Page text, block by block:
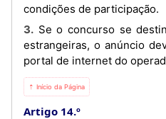
condições de participação.
3. Se o concurso se destinar também a sociedades
estrangeiras, o anúncio
portal de internet do
⇡ Início da Página
Artigo 14.º